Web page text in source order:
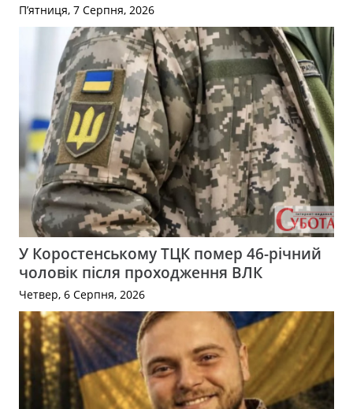
П’ятниця, 7 Серпня, 2026
У Коростенському ТЦК помер 46-річний
чоловік після проходження ВЛК
Четвер, 6 Серпня, 2026